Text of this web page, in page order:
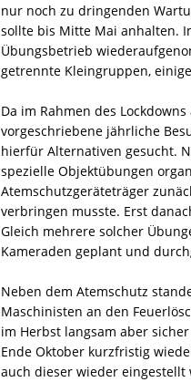
nur noch zu dringenden
sollte bis Mitte Mai anhalten.
Übungsbetrieb
getrennte Kleingruppen,
Da im Rahmen des
vorgeschriebene jährliche
hierfür Alternativen gesucht.
spezielle Objektübungen
Atemschutzgeräteträger
verbringen musste. Erst
Gleich mehrere solcher
Kameraden geplant und
Neben dem Atemschutz
Maschinisten an den
im Herbst langsam aber
Ende Oktober kurzfristig
auch dieser wieder